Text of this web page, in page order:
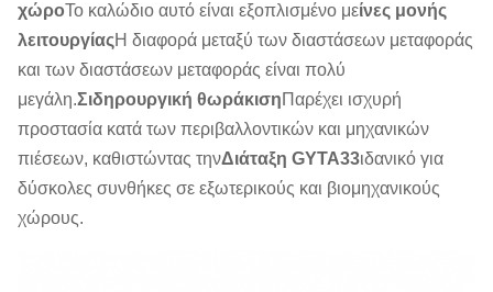
χώροΤο καλώδιο αυτό είναι εξοπλισμένο μείνες μονής
λειτουργίαςΗ διαφορά μεταξύ των διαστάσεων μεταφοράς
και των διαστάσεων μεταφοράς είναι πολύ
μεγάλη.Σιδηρουργική θωράκισηΠαρέχει ισχυρή
προστασία κατά των περιβαλλοντικών και μηχανικών
πιέσεων, καθιστώντας τηνΔιάταξη GYTA33ιδανικό για
δύσκολες συνθήκες σε εξωτερικούς και βιομηχανικούς
χώρους.